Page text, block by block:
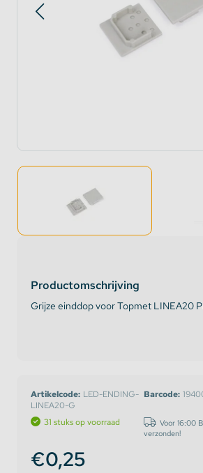
Productomschrijving
Grijze einddop voor Topmet LINEA20
Artikelcode: LED-ENDING-
LINEA20-G
Barcode:
31 stuks op voorraad
Voor 16:00
verzonden!
€0,25